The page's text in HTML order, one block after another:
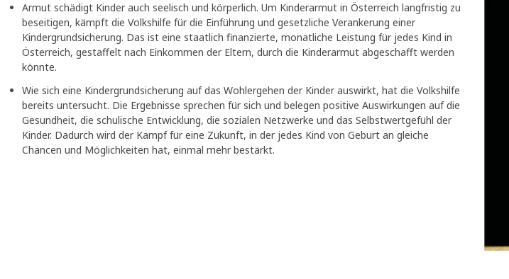
Armut schädigt Kinder auch seelisch und körperlich. Um Kinderarmut in Österreich langfristig zu
beseitigen, kämpft die Volkshilfe für die Einführung und gesetzliche Verankerung einer
Kindergrundsicherung. Das ist eine staatlich finanzierte, monatliche Leistung für jedes Kind in
Österreich, gestaffelt nach Einkommen der Eltern, durch die Kinderarmut abgeschafft werden
könnte.
Wie sich eine Kindergrundsicherung auf das Wohlergehen der Kinder auswirkt, hat die Volkshilfe
bereits untersucht. Die Ergebnisse sprechen für sich und belegen positive Auswirkungen auf die
Gesundheit, die schulische Entwicklung, die sozialen Netzwerke und das Selbstwertgefühl der
Kinder. Dadurch wird der Kampf für eine Zukunft, in der jedes Kind von Geburt an gleiche
Chancen und Möglichkeiten hat, einmal mehr bestärkt.